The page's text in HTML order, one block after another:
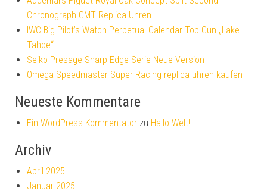
Chronograph GMT Replica Uhren
IWC Big Pilot’s Watch Perpetual Calendar Top Gun „Lake
Tahoe“
Seiko Presage Sharp Edge Serie Neue Version
Omega Speedmaster Super Racing replica uhren kaufen
Neueste Kommentare
Ein WordPress-Kommentator zu Hallo Welt!
Archiv
April 2025
Januar 2025